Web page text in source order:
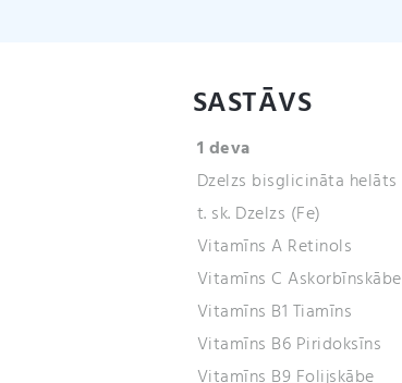
SASTĀVS
1 deva
Dzelzs bisglicināta helāts
t. sk. Dzelzs (Fe)
Vitamīns A Retinols
Vitamīns C Askorbīnskābe
Vitamīns B1 Tiamīns
Vitamīns B6 Piridoksīns